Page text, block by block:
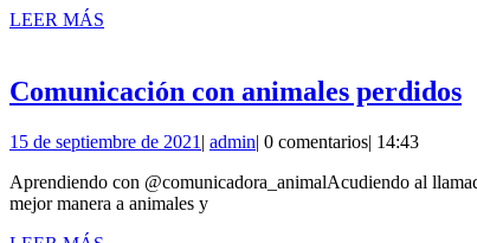
LEER MÁS
Comunicación con animales perdidos
15 de septiembre de 2021 15
septiembre
de
| adminadmin
| 0 comentarios| 14:43
Aprendiendo con @comunicadora_animalAcudiendo al
mejor manera a animales y